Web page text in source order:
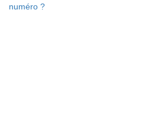
numéro ?